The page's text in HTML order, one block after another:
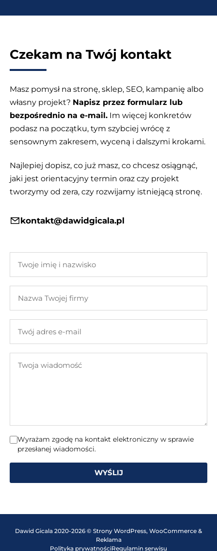
Czekam na Twój kontakt
Masz pomysł na stronę, sklep, SEO, kampanię albo
własny projekt? Napisz przez formularz lub
bezpośrednio na e-mail. Im więcej konkretów
podasz na początku, tym szybciej wrócę z
sensownym zakresem, wyceną i dalszymi krokami.
Najlepiej dopisz, co już masz, co chcesz osiągnąć,
jaki jest orientacyjny termin oraz czy projekt
tworzymy od zera, czy rozwijamy istniejącą stronę.
kontakt@dawidgicala.pl
nazwisko
mail
wiadomość
Wyrażam zgodę na kontakt elektroniczny w sprawie
przesłanej wiadomości.
WYŚLIJ
Dawid Gicala 2020-2026 © Strony WordPress, WooCommerce &
Reklama
Polityka prywatnościRegulamin serwisu